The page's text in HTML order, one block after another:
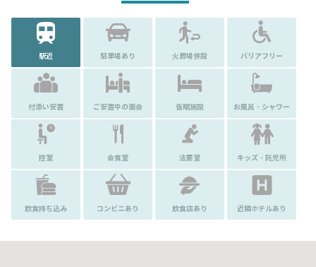
駅近 駐車場あり 火葬場併設 バリアフリー
付添い安置 ご安置中の面会 仮眠施設 お風呂・シャワー
控室 会食室 法要室 キッズ・託児所
飲食持ち込み コンビニあり 飲食店あり 近隣ホテルあり